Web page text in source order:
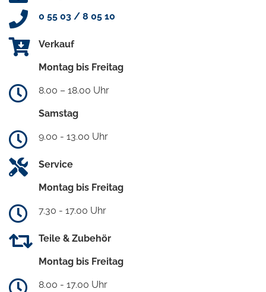
0 55 03 / 8 05 10
Verkauf
Montag bis Freitag
8.00 – 18.00 Uhr
Samstag
9.00 - 13.00 Uhr
Service
Montag bis Freitag
7.30 - 17.00 Uhr
Teile & Zubehör
Montag bis Freitag
8.00 - 17.00 Uhr